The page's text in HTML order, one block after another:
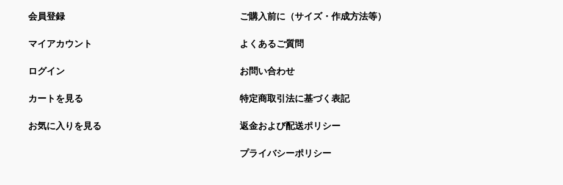
会員登録
マイアカウント
ログイン
カートを見る
お気に入りを見る
ご購入前に（サイズ・作成方法等）
よくあるご質問
お問い合わせ
特定商取引法に基づく表記
返金および配送ポリシー
プライバシーポリシー